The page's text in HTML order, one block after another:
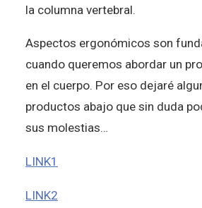
la columna vertebral.
Aspectos ergonómicos son
cuando queremos abordar un
en el cuerpo. Por eso dejaré
productos abajo que sin duda
sus molestias…
LINK1
LINK2